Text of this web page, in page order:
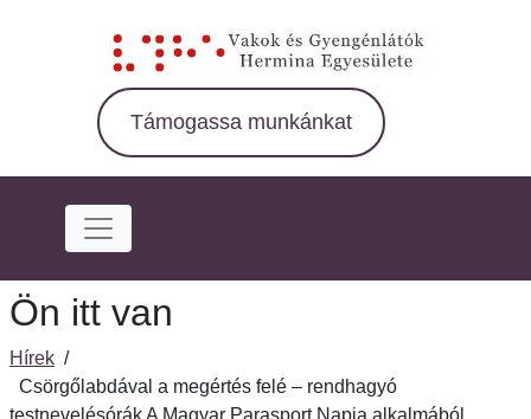
Támogassa munkánkat
Ön itt van
Hírek /
Csörgőlabdával a megértés felé – rendhagyó